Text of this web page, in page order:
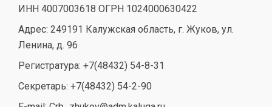
ИНН 4007003618 ОГРН 1024000630422
Адрес: 249191 Калужская область, г. Жуков, ул.
Ленина, д. 96
Регистратура: +7(48432) 54-8-31
Секретарь: +7(48432) 54-2-90